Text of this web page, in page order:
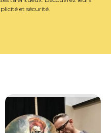
et sécurité.